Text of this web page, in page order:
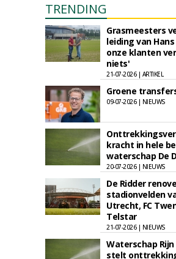
TRENDING
Grasmeesters
leiding van
onze klanten
niets'
21-07-2026 | ARTIKEL
Groene
09-07-2026 | NIEUWS
kracht in hele
waterschap De
20-07-2026 | NIEUWS
De Ridder
stadionvelden
Utrecht, FC
Telstar
21-07-2026 | NIEUWS
Waterschap Rijn
stelt